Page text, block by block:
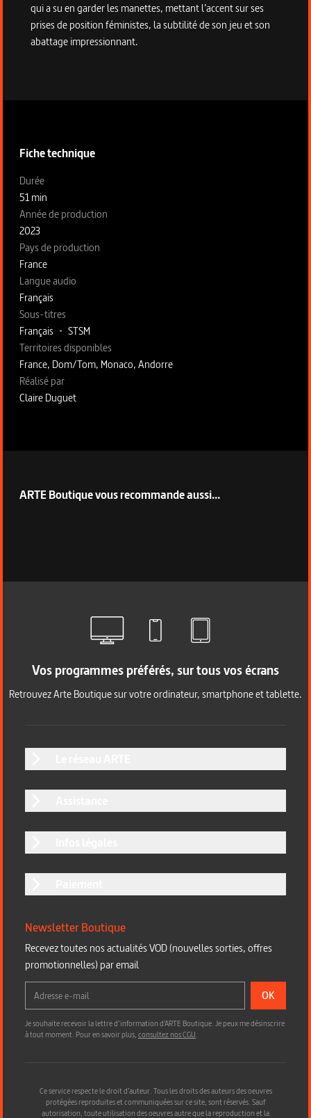
qui a su en garder les manettes, mettant l’accent sur ses
prises de position féministes, la subtilité de son jeu et son
abattage impressionnant.
Fiche technique
Fiche technique section gauche
Durée
51 min
Année de production
2023
Pays de production
France
Langue audio
Français
Sous-titres
Français • STSM
Territoires disponibles
France, Dom/Tom, Monaco, Andorre
Fiche technique section droite
Réalisé par
Claire Duguet
ARTE Boutique vous recommande aussi...
Vos programmes préférés, sur tous vos écrans
Retrouvez Arte Boutique sur votre ordinateur, smartphone et tablette.
Newsletter Boutique
Recevez toutes nos actualités VOD (nouvelles sorties, offres
promotionnelles) par email
OK
Je souhaite recevoir la lettre d’information d'ARTE Boutique. Je peux me désinscrire
à tout moment. Pour en savoir plus,consultez nos CGU.
Ce service respecte le droit d’auteur. Tous les droits des auteurs des oeuvres
protégées reproduites et communiquées sur ce site, sont réservés. Sauf
autorisation, toute utilisation des oeuvres autre que la reproduction et la